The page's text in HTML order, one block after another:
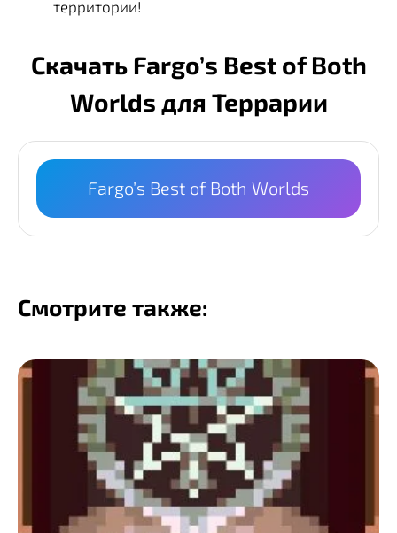
территории!
Скачать Fargo’s Best of Both
Worlds для Террарии
Fargo’s Best of Both Worlds
Смотрите также: